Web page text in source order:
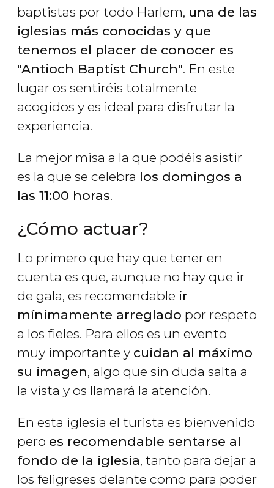
baptistas por todo Harlem, una de las
iglesias más conocidas y que
tenemos el placer de conocer es
"Antioch Baptist Church". En este
lugar os sentiréis totalmente
acogidos y es ideal para disfrutar la
experiencia.
La mejor misa a la que podéis asistir
es la que se celebra los domingos a
las 11:00 horas.
¿Cómo actuar?
Lo primero que hay que tener en
cuenta es que, aunque no hay que ir
de gala, es recomendable ir
mínimamente arreglado por respeto
a los fieles. Para ellos es un evento
muy importante y cuidan al máximo
su imagen, algo que sin duda salta a
la vista y os llamará la atención.
En esta iglesia el turista es bienvenido
pero es recomendable sentarse al
fondo de la iglesia, tanto para dejar a
los feligreses delante como para poder